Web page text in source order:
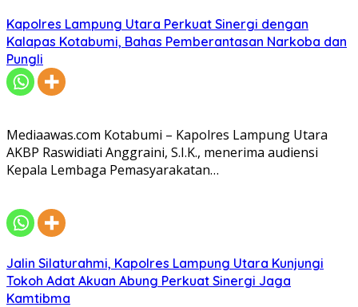
Kapolres Lampung Utara Perkuat Sinergi dengan
Kalapas Kotabumi, Bahas Pemberantasan Narkoba dan
Pungli
Mediaawas.com Kotabumi – Kapolres Lampung Utara
AKBP Raswidiati Anggraini, S.I.K., menerima audiensi
Kepala Lembaga Pemasyarakatan…
Jalin Silaturahmi, Kapolres Lampung Utara Kunjungi
Tokoh Adat Akuan Abung Perkuat Sinergi Jaga
Kamtibma